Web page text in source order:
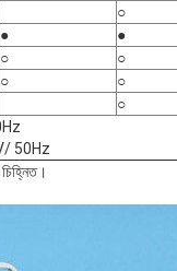
○
● ●
○ ○
○ ○
○
50Hz